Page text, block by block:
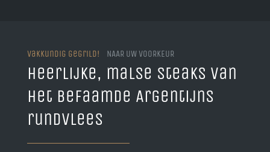
Vakkundig gegrild! NAAR UW VOORKEUR
Heerlijke, malse steaks van
het befaamde Argentijns
rundvlees